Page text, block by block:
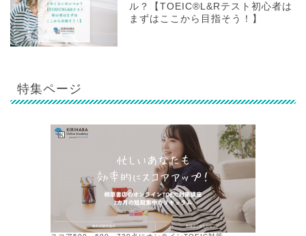
ル？【TOEIC®L&Rテスト初心者は
まずはここから目指そう！】
特集ページ